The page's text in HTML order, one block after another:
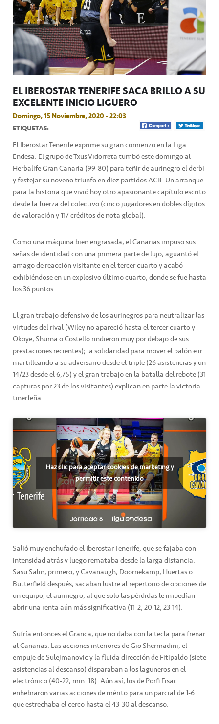
EL IBEROSTAR TENERIFE SACA BRILLO A SU
EXCELENTE INICIO LIGUERO
Domingo, 15 Noviembre, 2020 - 22:03
ETIQUETAS:
El Iberostar Tenerife exprime su gran comienzo en la Liga
Endesa. El grupo de Txus Vidorreta tumbó este domingo al
Herbalife Gran Canaria (99-80) para teñir de aurinegro el derbi
y festejar su noveno triunfo en diez partidos ACB. Un arranque
para la historia que vivió hoy otro apasionante capítulo escrito
desde la fuerza del colectivo (cinco jugadores en dobles dígitos
de valoración y 117 créditos de nota global).
Como una máquina bien engrasada, el Canarias impuso sus
señas de identidad con una primera parte de lujo, aguantó el
amago de reacción visitante en el tercer cuarto y acabó
exhibiéndose en un explosivo último cuarto, donde se fue hasta
los 36 puntos.
El gran trabajo defensivo de los aurinegros para neutralizar las
virtudes del rival (Wiley no apareció hasta el tercer cuarto y
Okoye, Shurna o Costello rindieron muy por debajo de sus
prestaciones recientes); la solidaridad para mover el balón e ir
martilleando a su adversario desde el triple (26 asistencias y un
14/23 desde el 6,75) y el gran trabajo en la batalla del rebote (31
capturas por 23 de los visitantes) explican en parte la victoria
tinerfeña.
Haz clic para aceptar cookies de marketing y
permitir este contenido
Salió muy enchufado el Iberostar Tenerife, que se fajaba con
intensidad atrás y luego remataba desde la larga distancia.
Sasu Salin, primero, y Cavanaugh, Doornekamp, Huertas o
Butterfield después, sacaban lustre al repertorio de opciones de
un equipo, el aurinegro, al que solo las pérdidas le impedían
abrir una renta aún más significativa (11-2, 20-12, 23-14).
Sufría entonces el Granca, que no daba con la tecla para frenar
al Canarias. Las acciones interiores de Gio Shermadini, el
empuje de Sulejmanovic y la fluida dirección de Fitipaldo (siete
asistencias al descanso) disparaban a los laguneros en el
electrónico (40-22, min. 18). Aún así, los de Porfi Fisac
enhebraron varias acciones de mérito para un parcial de 1-6
que estrechaba el cerco hasta el 43-30 al descanso.